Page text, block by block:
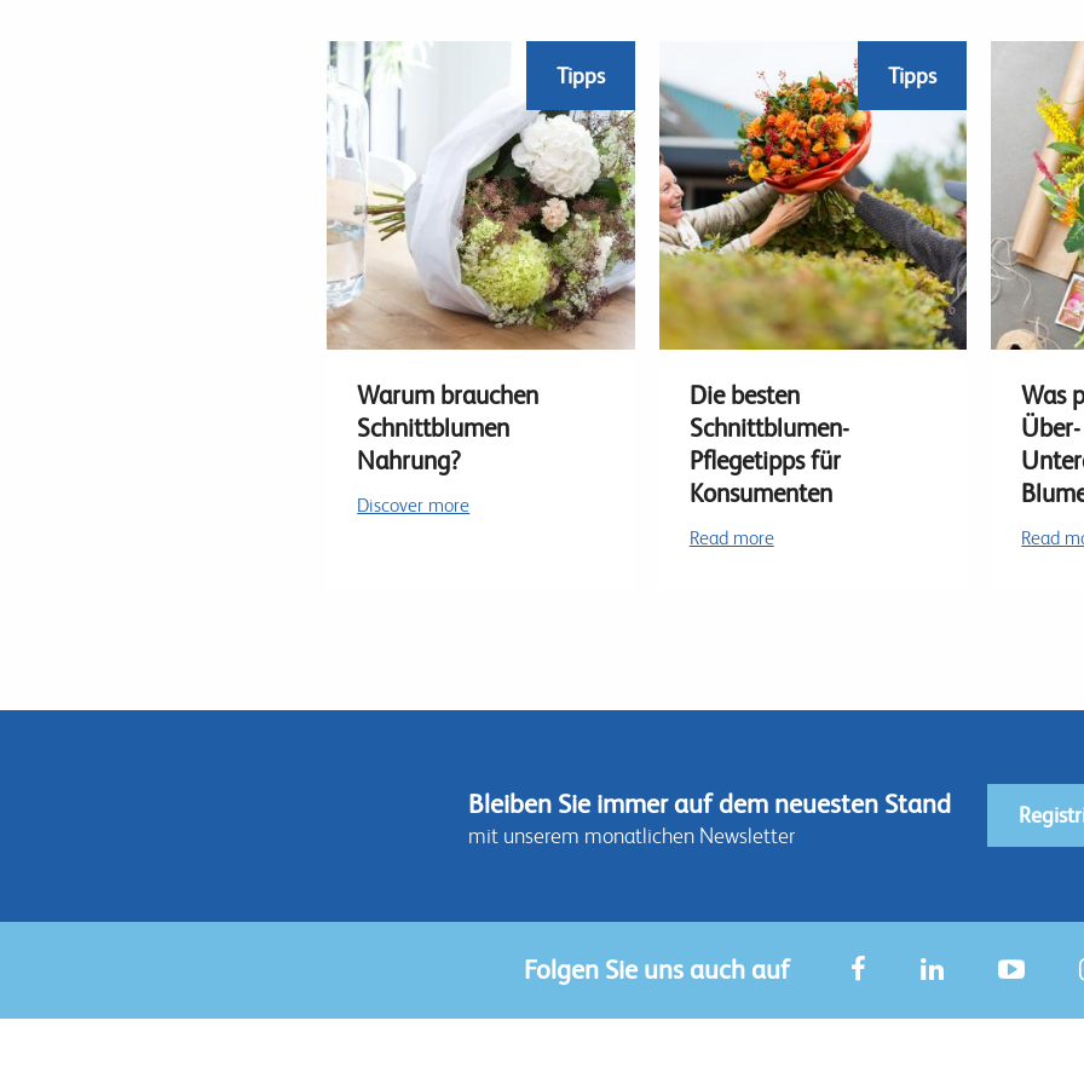
Tipps
Warum brauchen
Schnittblumen
Nahrung?
Discover more
Tipps
Die besten
Schnittblumen-
Pflegetipps für
Konsumenten
Read more
Was
Read
Bleiben Sie immer auf dem neuesten Stand
mit unserem monatlichen Newsletter
Folgen Sie uns auch auf